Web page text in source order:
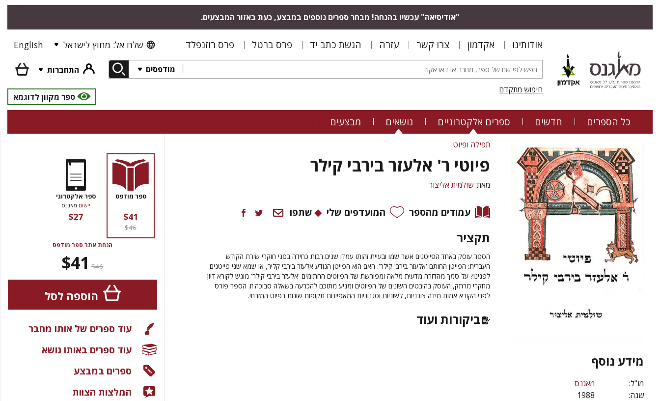
"אודיסיאה" עכשיו בהנחה! מבחר ספרים נוספים במבצע, כעת באזור המבצעים.
אודותינו אקדמון צרו קשר עזרה הגשת כתב יד פרס ברטל פרס רוזנפלד שלח אל: מחוץ לישראל English
מודפסים
התחברות
חיפוש מתקדם
ספר מקוון לדוגמא
כל הספרים חדשים ספרים אלקטרוניים נושאים מבצעים
מידע נוסף
מו"ל:
מאגנס
שנה:
1988
תפילה ופיוט
פיוטי ר' אלעזר בירבי קילר
מאת:שולמית אליצור
עמודים מהספר המועדפים שלי שתפו
תקציר
הספר עוסק באחד הפייטנים אשר שמו ובעיית זהותו עמדו שנים רבות כחידה בפני חוקרי שירת הקודש
העברית: הפייטן החותם 'אלעזר בירבי קילר'. האם הוא הפייטן הנודע אלעזר בירבי קליר, או שמא שני פייטנים
לפנינו? על סמך מהדורה מדעית מלאה ומפורשת של הפיוטים החתומים 'אלעזר בירבי קילר' מוגש לקורא דיון
מחקרי מרתק, העוסק בהיבטים השונים של הפיוטים ומגיע מתוכם להכרעה בשאלה סבוכה זו. הספר פורס
לפני הקורא אמות מידה צורניות, לשוניות וסגנוניות המאפיינות תקופות שונות בפיוט המזרחי.
ביקורות ועוד
ספר מודפס
$41
$46
ספר אלקטרוני
יישום מאגנס
$27
הנחת אתר ספר מודפס
$46
$41
הוספה לסל
עוד ספרים של אותו מחבר
עוד ספרים באותו נושא
ספרים במבצע
המלצות הצוות